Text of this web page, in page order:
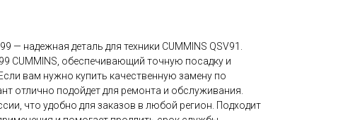
— надежная деталь для техники CUMMINS QSV91.
CUMMINS, обеспечивающий точную посадку и
вам нужно купить качественную замену по
отлично подойдет для ремонта и обслуживания.
что удобно для заказов в любой регион. Подходит